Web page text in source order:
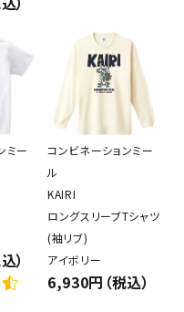
ミー
）
コンビネーションミー
ル
KAIRI
ロングスリーブTシャツ
(袖リブ)
アイボリー
6,930円（税込）